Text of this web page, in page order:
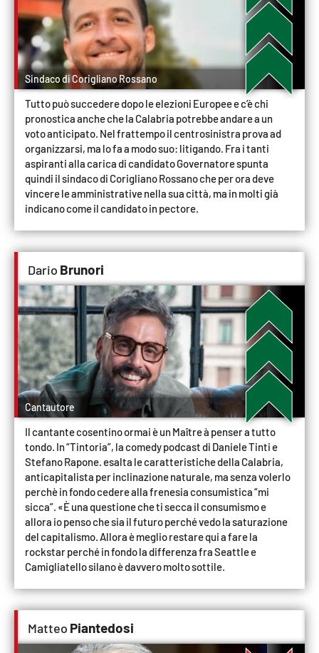
Parchi Marini Calabria
Leggendo Alvaro insieme
Imprese Di Calabria
Le perfidie di Antonella Grippo
Venti di comunicazione
LaC Network
LaC OnAir
EDIZIONI
LOCALI
Catanzaro
Crotone
Vibo Valentia
Reggio Calabria
Cosenza
Sindaco di Corigliano Rossano
Tutto può succedere dopo le elezioni Europee e c’è chi
pronostica anche che la Calabria potrebbe andare a un
voto anticipato. Nel frattempo il centrosinistra prova ad
organizzarsi, ma lo fa a modo suo: litigando. Fra i tanti
aspiranti alla carica di candidato Governatore spunta
quindi il sindaco di Corigliano Rossano che per ora deve
vincere le amministrative nella sua città, ma in molti già
indicano come il candidato in pectore.
Dario Brunori
Cantautore
Il cantante cosentino ormai è un Maître à penser a tutto
tondo. In “Tintoria”, la comedy podcast di Daniele Tinti e
Stefano Rapone. esalta le caratteristiche della Calabria,
anticapitalista per inclinazione naturale, ma senza volerlo
perchè in fondo cedere alla frenesia consumistica “mi
sicca”. «È una questione che ti secca il consumismo e
allora io penso che sia il futuro perché vedo la saturazione
del capitalismo. Allora è meglio restare qui a fare la
rockstar perché in fondo la differenza fra Seattle e
Camigliatello silano è davvero molto sottile.
Matteo Piantedosi